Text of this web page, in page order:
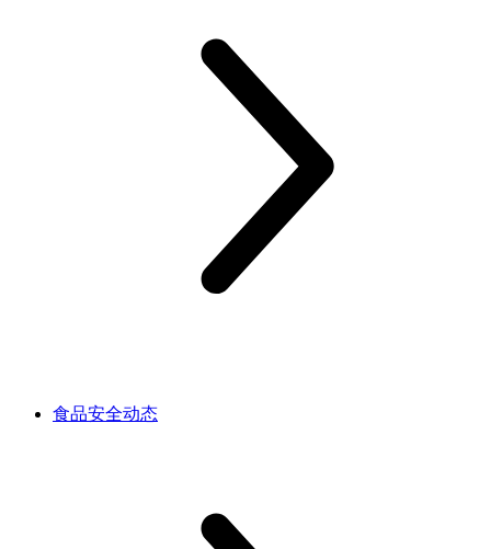
食品安全动态